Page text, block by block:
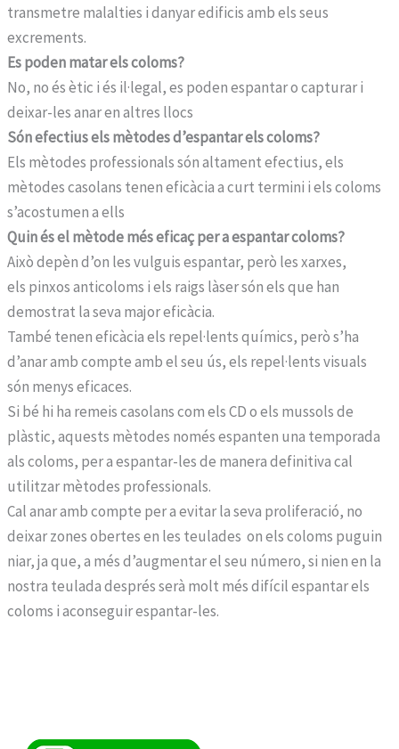
transmetre malalties i danyar edificis amb els seus
excrements.
Es poden matar els coloms?
No, no és ètic i és il·legal, es poden espantar o capturar i
deixar-les anar en altres llocs
Són efectius els mètodes d’espantar els coloms?
Els mètodes professionals són altament efectius, els
mètodes casolans tenen eficàcia a curt termini i els coloms
s’acostumen a ells
Quin és el mètode més eficaç per a espantar coloms?
Això depèn d’on les vulguis espantar, però les xarxes,
els pinxos anticoloms i els raigs làser són els que han
demostrat la seva major eficàcia.
També tenen eficàcia els repel·lents químics, però s’ha
d’anar amb compte amb el seu ús, els repel·lents visuals
són menys eficaces.
Si bé hi ha remeis casolans com els CD o els mussols de
plàstic, aquests mètodes només espanten una temporada
als coloms, per a espantar-les de manera definitiva cal
utilitzar mètodes professionals.
Cal anar amb compte per a evitar la seva proliferació, no
deixar zones obertes en les teulades on els coloms puguin
niar, ja que, a més d’augmentar el seu número, si nien en la
nostra teulada després serà molt més difícil espantar els
coloms i aconseguir espantar-les.